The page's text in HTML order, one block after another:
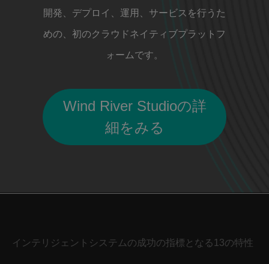
開発、デプロイ、運用、サービスを行うた
めの、初のクラウドネイティブプラットフ
ォームです。
Wind River Studioの詳
細をみる
インテリジェントシステムの成功の指標となる13の特性